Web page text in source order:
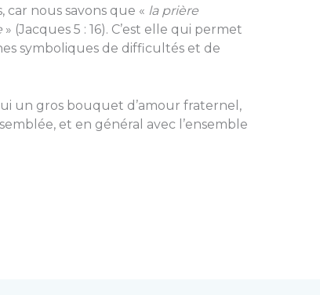
car nous savons que « la prière
» (Jacques 5 : 16). C’est elle qui permet
symboliques de difficultés et de
un gros bouquet d’amour fraternel,
et en général avec l’ensemble